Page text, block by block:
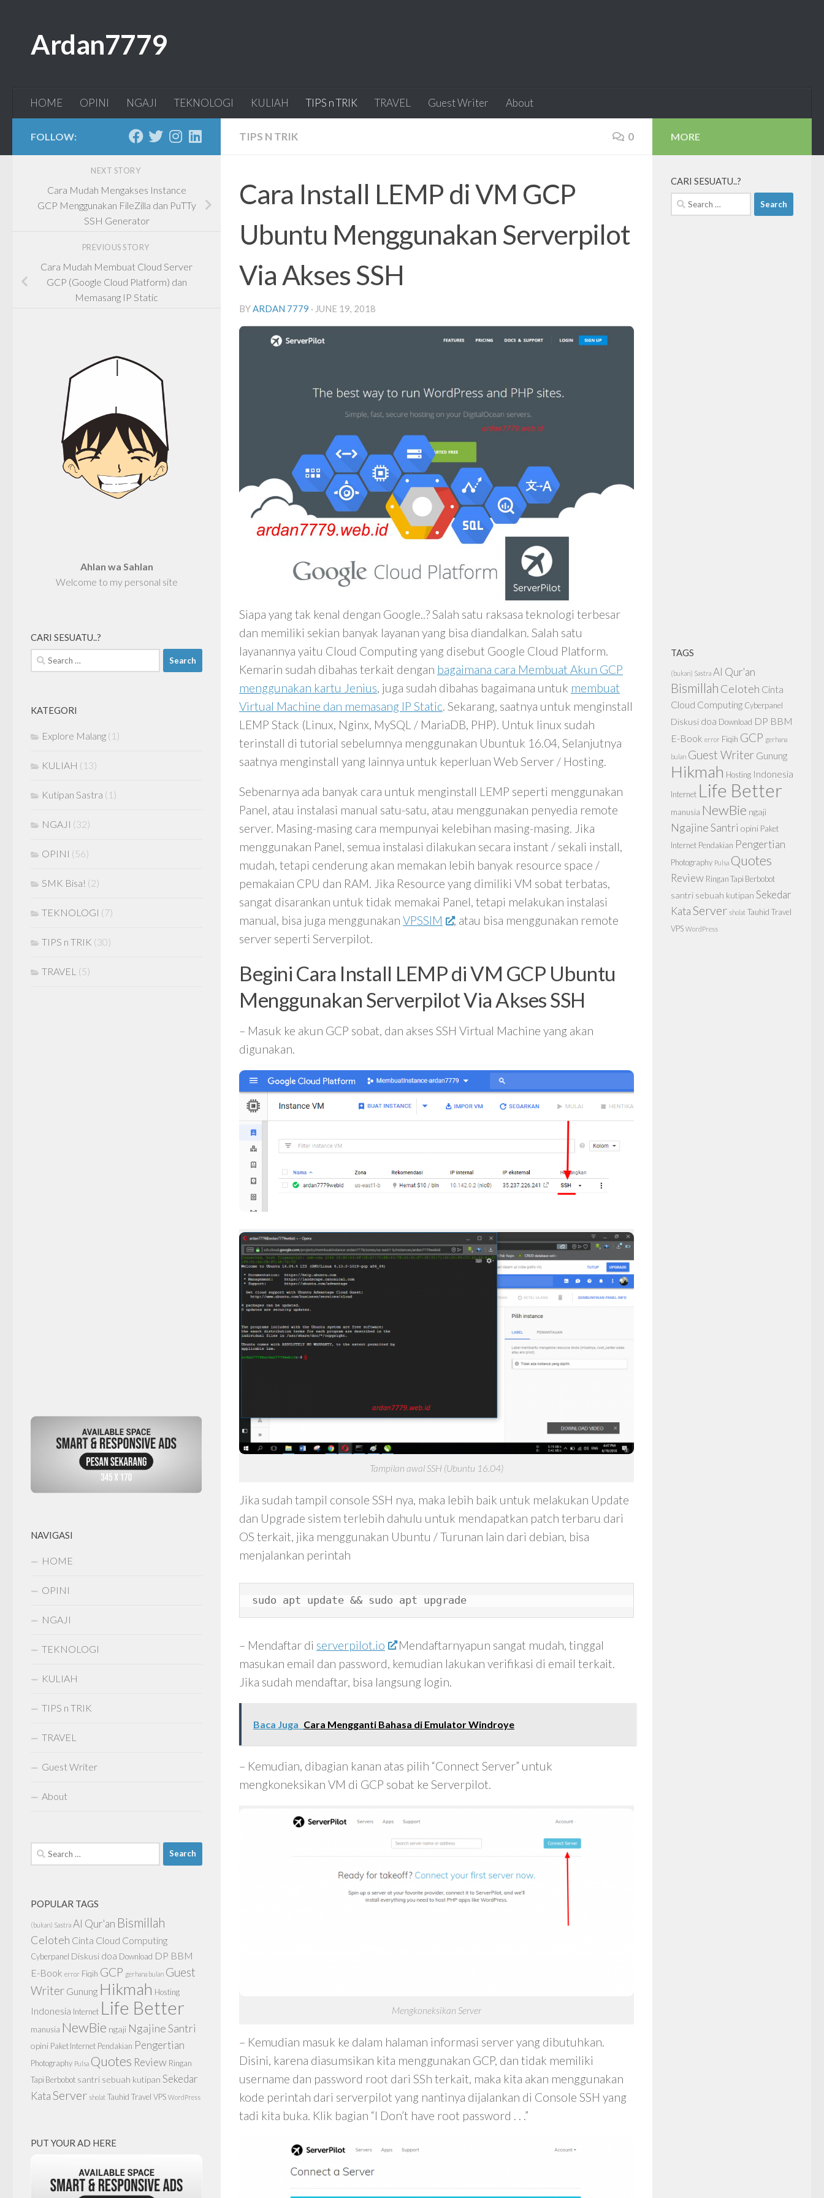
Ardan7779
HOME OPINI NGAJI TEKNOLOGI KULIAH TIPS n TRIK TRAVEL Guest Writer About
TIPS N TRIK 0
Cara Install LEMP di VM GCP
Ubuntu Menggunakan Serverpilot
Via Akses SSH
BYARDAN 7779 · JUNE 19, 2018
Siapa yang tak kenal dengan Google..? Salah satu raksasa teknologi terbesar
dan memiliki sekian banyak layanan yang bisa diandalkan. Salah satu
layanannya yaitu Cloud Computing yang disebut Google Cloud Platform.
Kemarin sudah dibahas terkait dengan bagaimana cara Membuat Akun GCP
menggunakan kartu Jenius, juga sudah dibahas bagaimana untuk membuat
Virtual Machine dan memasang IP Static. Sekarang, saatnya untuk menginstall
LEMP Stack (Linux, Nginx, MySQL / MariaDB, PHP). Untuk linux sudah
terinstall di tutorial sebelumnya menggunakan Ubuntuk 16.04, Selanjutnya
saatnya menginstall yang lainnya untuk keperluan Web Server / Hosting.
Sebenarnya ada banyak cara untuk menginstall LEMP seperti menggunakan
Panel, atau instalasi manual satu-satu, atau menggunakan penyedia remote
server. Masing-masing cara mempunyai kelebihan masing-masing. Jika
menggunakan Panel, semua instalasi dilakukan secara instant / sekali install,
mudah, tetapi cenderung akan memakan lebih banyak resource space /
pemakaian CPU dan RAM. Jika Resource yang dimiliki VM sobat terbatas,
sangat disarankan untuk tidak memakai Panel, tetapi melakukan instalasi
manual, bisa juga menggunakan VPSSIM
, atau bisa menggunakan remote
server seperti Serverpilot.
Begini Cara Install LEMP di VM GCP Ubuntu
Menggunakan Serverpilot Via Akses SSH
– Masuk ke akun GCP sobat, dan akses SSH Virtual Machine yang akan
digunakan.
Tampilan awal SSH (Ubuntu 16.04)
Jika sudah tampil console SSH nya, maka lebih baik untuk melakukan Update
dan Upgrade sistem terlebih dahulu untuk mendapatkan patch terbaru dari
OS terkait, jika menggunakan Ubuntu / Turunan lain dari debian, bisa
menjalankan perintah
sudo apt update && sudo apt upgrade
– Mendaftar di serverpilot.io
Mendaftarnyapun sangat mudah, tinggal
masukan email dan password, kemudian lakukan verifikasi di email terkait.
Jika sudah mendaftar, bisa langsung login.
Baca Juga Cara Mengganti Bahasa di Emulator Windroye
– Kemudian, dibagian kanan atas pilih “Connect Server” untuk
mengkoneksikan VM di GCP sobat ke Serverpilot.
Mengkoneksikan Server
– Kemudian masuk ke dalam halaman informasi server yang dibutuhkan.
Disini, karena diasumsikan kita menggunakan GCP, dan tidak memiliki
username dan password root dari SSh terkait, maka kita akan menggunakan
kode perintah dari serverpilot yang nantinya dijalankan di Console SSH yang
tadi kita buka. Klik bagian “I Don’t have root password . . .”
FOLLOW:
NEXT STORY
Cara Mudah Mengakses Instance
GCP Menggunakan FileZilla dan PuTTy
SSH Generator
PREVIOUS STORY
Cara Mudah Membuat Cloud Server
GCP (Google Cloud Platform) dan
Memasang IP Static
Ahlan wa Sahlan
Welcome to my personal site
CARI SESUATU..?
Search
for:
KATEGORI
Explore Malang (1)
KULIAH (13)
Kutipan Sastra (1)
NGAJI (32)
OPINI (56)
SMK Bisa! (2)
TEKNOLOGI (7)
TIPS n TRIK (30)
TRAVEL (5)
NAVIGASI
HOME
OPINI
NGAJI
TEKNOLOGI
KULIAH
TIPS n TRIK
TRAVEL
Guest Writer
About
Search
for:
POPULAR TAGS
(bukan) Sastra Al Qur'an Bismillah
Celoteh Cinta Cloud Computing
Cyberpanel Diskusi doa Download DP BBM
E-Book error Fiqih GCP gerhana bulan Guest
Writer Gunung Hikmah Hosting
Indonesia Internet Life Better
manusia NewBie ngaji Ngajine Santri
opini Paket Internet Pendakian Pengertian
Photography Pulsa Quotes Review Ringan
Tapi Berbobot santri sebuah kutipan Sekedar
KataServer sholat Tauhid Travel VPS WordPress
PUT YOUR AD HERE
MORE
CARI SESUATU..?
Search
for:
TAGS
(bukan) Sastra Al Qur'an
Bismillah Celoteh Cinta
Cloud Computing Cyberpanel
Diskusi doa Download DP BBM
E-Book error Fiqih GCP gerhana
bulan Guest Writer Gunung
Hikmah Hosting Indonesia
Internet Life Better
manusia NewBie ngaji
Ngajine Santri opini Paket
Internet Pendakian Pengertian
Photography Pulsa Quotes
Review Ringan Tapi Berbobot
santri sebuah kutipan Sekedar
KataServer sholat Tauhid Travel
VPS WordPress